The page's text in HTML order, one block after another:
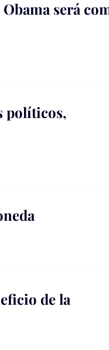
será
políticos,
de la